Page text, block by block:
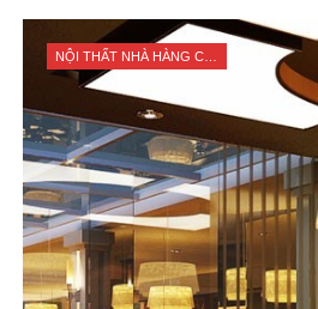
NỘI THẤT NHÀ HÀNG CỬA HÀNG SHOP